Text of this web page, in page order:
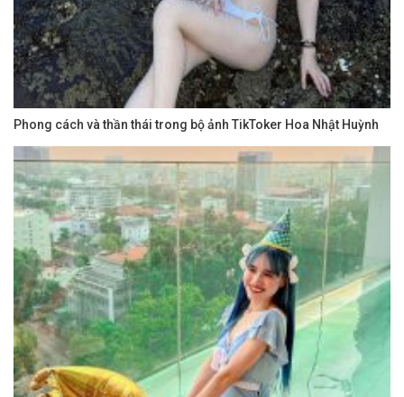
Phong cách và thần thái trong bộ ảnh TikToker Hoa Nhật Huỳnh